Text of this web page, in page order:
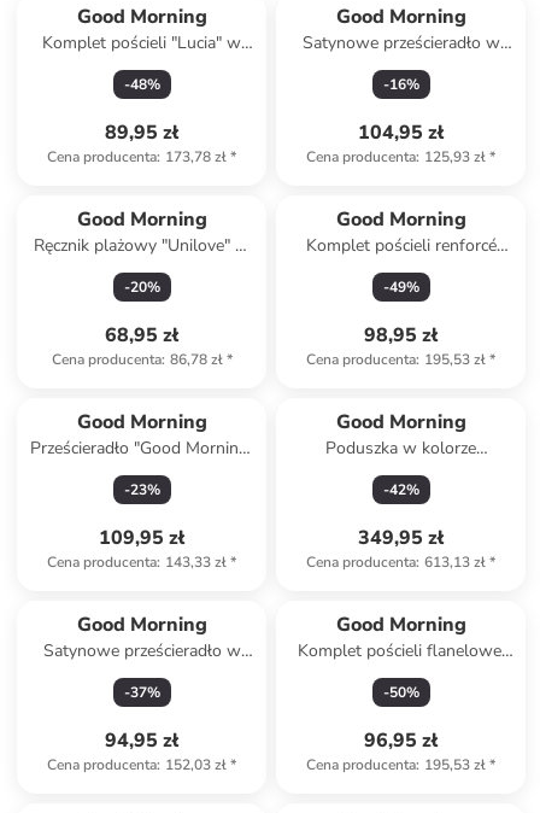
Good Morning
Komplet pościeli "Lucia" w
kolorze biało-jasnoróżowym
-48%
89,95 zł
Cena producenta: 173,78 zł*
Good Morning
Satynowe prześcieradło w
kolorze niebieskim na gumce
-16%
104,95 zł
Cena producenta: 125,93 zł*
Good Morning
Ręcznik plażowy "Unilove" w
kolorze jasnoróżowym
-20%
68,95 zł
Cena producenta: 86,78 zł*
Good Morning
Komplet pościeli renforcé
"Gregor" w kolorze kremowo-
jasnobrązowo-turkusowym
-49%
98,95 zł
Cena producenta: 195,53 zł*
Good Morning
Prześcieradło "Good Morning"
w kolorze beżowym na gumce
-23%
109,95 zł
Cena producenta: 143,33 zł*
Good Morning
Poduszka w kolorze
kremowym
-42%
349,95 zł
Cena producenta: 613,13 zł*
Good Morning
Satynowe prześcieradło w
kolorze szarym na gumce
-37%
94,95 zł
Cena producenta: 152,03 zł*
Good Morning
Komplet pościeli flanelowej
"Ted" w kolorze biało-
zielonym
-50%
96,95 zł
Cena producenta: 195,53 zł*